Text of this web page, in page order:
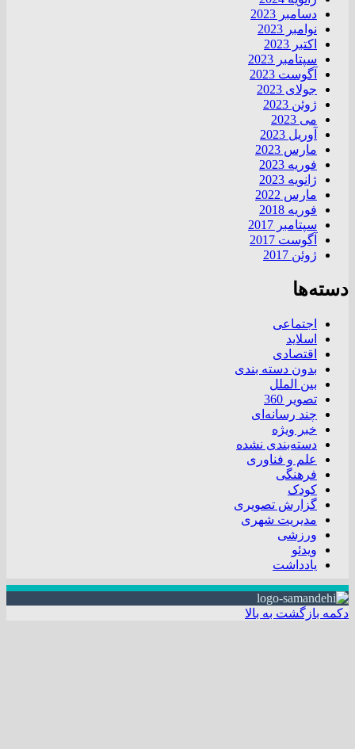
دسامبر 2023
نوامبر 2023
اکتبر 2023
سپتامبر 2023
آگوست 2023
جولای 2023
ژوئن 2023
می 2023
آوریل 2023
مارس 2023
فوریه 2023
ژانویه 2023
مارس 2022
فوریه 2018
سپتامبر 2017
آگوست 2017
ژوئن 2017
دسته‌ها
اجتماعی
اسلاید
اقتصادی
بدون دسته بندی
بین الملل
تصویر 360
چند رسانه‌ای
خبر ویژه
دسته‌بندی نشده
علم و فناوری
فرهنگی
کودک
گزارش تصویری
مدیریت شهری
ورزشی
ویدئو
یادداشت
دکمه بازگشت به بالا